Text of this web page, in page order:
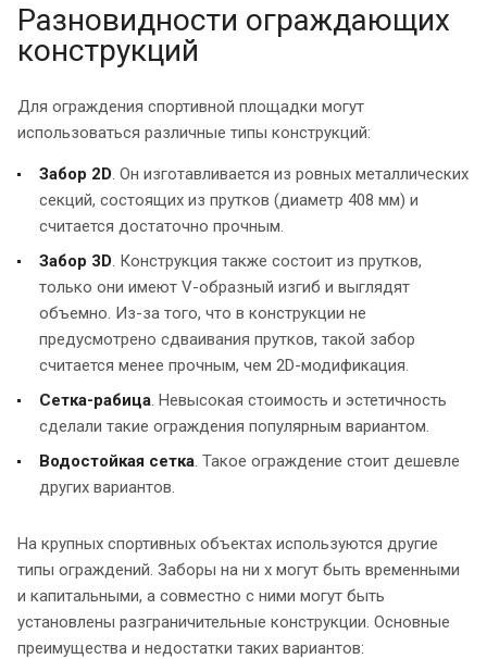
Разновидности ограждающих
конструкций
Для ограждения спортивной площадки могут
использоваться различные типы конструкций:
Забор 2D. Он изготавливается из ровных металлических
секций, состоящих из прутков (диаметр 408 мм) и
считается достаточно прочным.
Забор 3D. Конструкция также состоит из прутков,
только они имеют V-образный изгиб и выглядят
объемно. Из-за того, что в конструкции не
предусмотрено сдваивания прутков, такой забор
считается менее прочным, чем 2D-модификация.
Сетка-рабица. Невысокая стоимость и эстетичность
сделали такие ограждения популярным вариантом.
Водостойкая сетка. Такое ограждение стоит дешевле
других вариантов.
На крупных спортивных объектах используются другие
типы ограждений. Заборы на ни х могут быть временными
и капитальными, а совместно с ними могут быть
установлены разграничительные конструкции. Основные
преимущества и недостатки таких вариантов: